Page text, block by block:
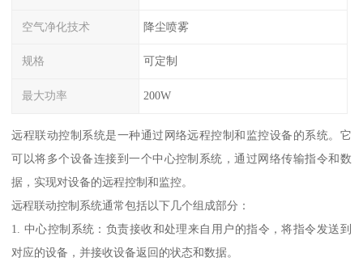
空气净化技术 降尘喷雾
规格 可定制
最大功率 200W
远程联动控制系统是一种通过网络远程控制和监控设备的系统。它
可以将多个设备连接到一个中心控制系统，通过网络传输指令和数
据，实现对设备的远程控制和监控。
远程联动控制系统通常包括以下几个组成部分：
1. 中心控制系统：负责接收和处理来自用户的指令，将指令发送到
对应的设备，并接收设备返回的状态和数据。